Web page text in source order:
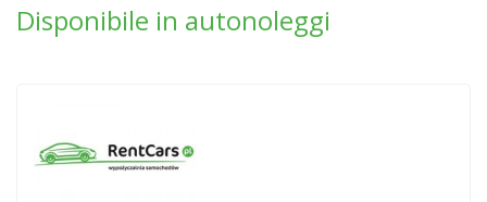
Disponibile in autonoleggi